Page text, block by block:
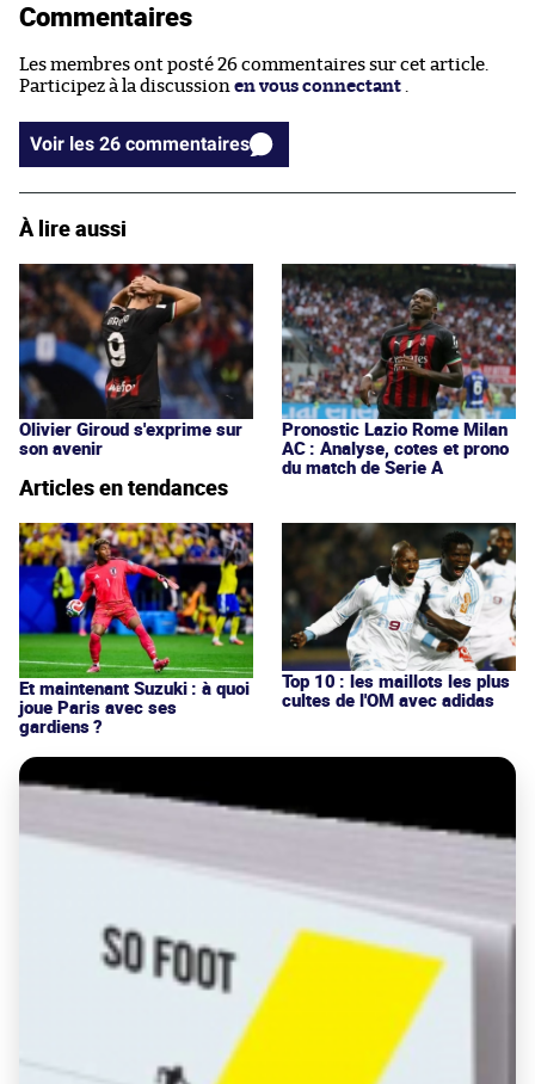
Commentaires
Les membres ont posté 26 commentaires sur cet article.
Participez à la discussion en vous connectant
Voir les 26 commentaires
À lire aussi
Olivier Giroud s'exprime sur
son avenir
Pronostic Lazio Rome Milan
AC : Analyse, cotes et prono
du match de Serie A
Articles en tendances
Et maintenant Suzuki : à quoi
joue Paris avec ses
gardiens ?
Top 10 : les maillots les plus
cultes de l'OM avec adidas